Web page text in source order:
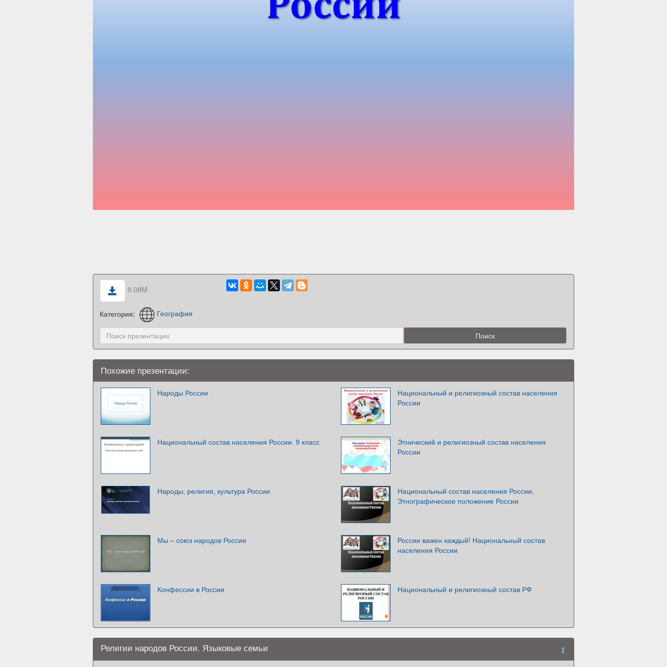
9.08M
Категория: География
Похожие презентации:
Народы России
Национальный и религиозный состав населения
России
Национальный состав населения России. 9 класс
Этнический и религиозный состав населения
России
Народы, религия, культура России
Национальный состав населения России.
Этнографическое положение России
Мы – союз народов России
России важен каждый! Национальный состав
населения России
Конфессии в России Национальный и религиозный состав РФ
Религии народов России. Языковые семьи